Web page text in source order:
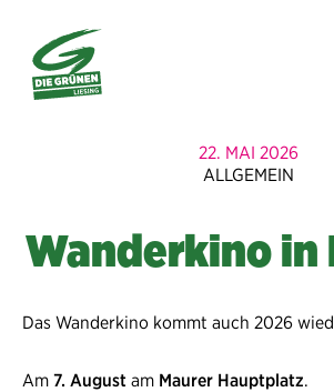
22. MAI 2026
ALLGEMEIN
Wanderkino in
Das Wanderkino kommt auch 2026
Am 7. August am Maurer Hauptplatz.